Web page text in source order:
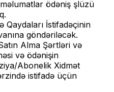
ödəniş şlüzü
Qaydaları İstifadəçinin
göndəriləcək.
Alma Şərtləri və
və ödənişin
Abonelik Xidmət
istifadə üçün